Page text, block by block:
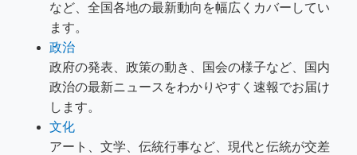
など、全国各地の最新動向を幅広くカバーしてい
ます。
政治
政府の発表、政策の動き、国会の様子など、国内
政治の最新ニュースをわかりやすく速報でお届け
します。
文化
アート、文学、伝統行事など、現代と伝統が交差